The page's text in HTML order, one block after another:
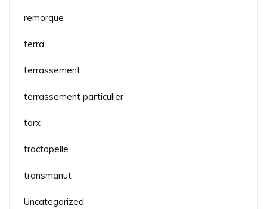
remorque
terra
terrassement
terrassement particulier
torx
tractopelle
transmanut
Uncategorized